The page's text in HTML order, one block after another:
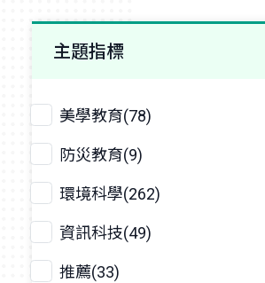
主題指標
美學教育(78)
防災教育(9)
環境科學(262)
資訊科技(49)
推薦(33)